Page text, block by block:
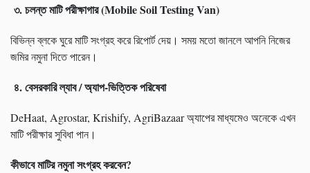
৩.চলন্ত মাটি পরীক্ষাগার (Mobile Soil Testing Van)
বিভিন্ন ব্লকে ঘুরে মাটি সংগ্রহ করে রিপোর্ট দেয়। সময় মতো জানলে আপনি নিজের
জমির নমুনা দিতে পারেন।
৪.বেসরকারি ল্যাব / অ্যাপ-ভিত্তিক পরিষেবা
DeHaat, Agrostar, Krishify, AgriBazaar অ্যাপের মাধ্যমেও অনেকে এখন
মাটি পরীক্ষার সুবিধা পান।
কীভাবে মাটির নমুনা সংগ্রহ করবেন?